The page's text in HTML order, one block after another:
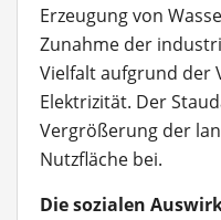
Erzeugung von
Zunahme der
Vielfalt aufgrund der
Elektrizität. Der
Vergrößerung der
Nutzfläche bei.
Die sozialen